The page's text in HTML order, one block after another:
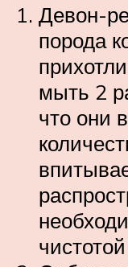
Девон-
порода
мыть 2
что они